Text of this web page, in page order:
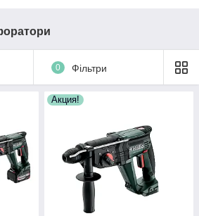
0 Фільтри
Акция!